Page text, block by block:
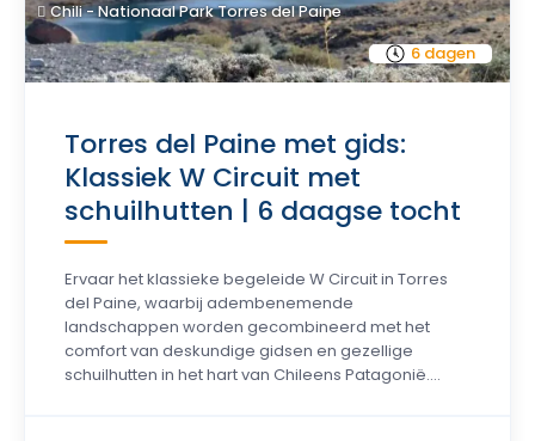
6 dagen
Chili - Nationaal Park Torres del Paine
Torres del Paine met gids:
Klassiek W Circuit met
schuilhutten | 6 daagse tocht
Ervaar het klassieke begeleide W Circuit in Torres
del Paine, waarbij adembenemende
landschappen worden gecombineerd met het
comfort van deskundige gidsen en gezellige
schuilhutten in het hart van Chileens Patagonië....